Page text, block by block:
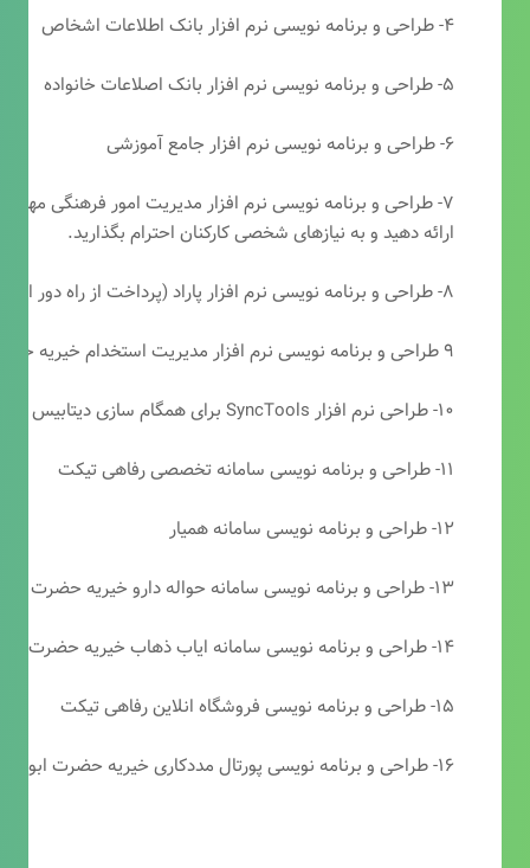
۴- طراحی و برنامه نویسی نرم افزار بانک اطلاعات اشخاص
۵- طراحی و برنامه نویسی نرم افزار بانک اصلاعات خانواده
۶- طراحی و برنامه نویسی نرم افزار جامع آموزشی
۷- طراحی و برنامه نویسی نرم افزار مدیریت امور فرهنگی
ارائه دهید و به نیازهای شخصی کارکنان احترام بگذارید.
۸- طراحی و برنامه نویسی نرم افزار پاراد (پرداخت از راه دور انجمن مددکاری امام زمان(عج))
۹ طراحی و برنامه نویسی نرم افزار مدیریت استخدام خیریه حضرت ابوالفضل (ع)
۱۰- طراحی نرم افزار SyncTools برای همگام سازی دیتابیس های SQL Server
۱۱- طراحی و برنامه نویسی سامانه تخصصی رفاهی تیکت
۱۲- طراحی و برنامه نویسی سامانه همیار
۱۳- طراحی و برنامه نویسی سامانه حواله دارو خیریه حضرت ابوالفضل (ع)
۱۴- طراحی و برنامه نویسی سامانه ایاب ذهاب خیریه حضرت ابوالفضل (ع)
۱۵- طراحی و برنامه نویسی فروشگاه انلاین رفاهی تیکت
۱۶- طراحی و برنامه نویسی پورتال مددکاری خیریه حضرت ابوالفضل (ع)